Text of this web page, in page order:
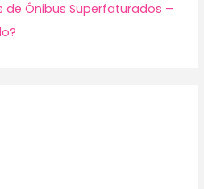
de Ônibus Superfaturados –